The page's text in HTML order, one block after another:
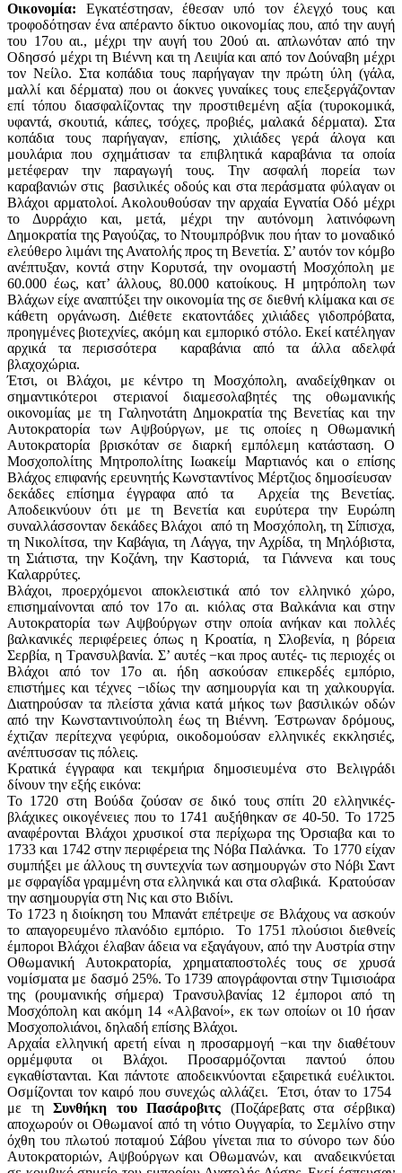
Οικονομία: Εγκατέστησαν, έθεσαν υπό τον έλεγχό τους και
τροφοδότησαν ένα απέραντο δίκτυο οικονομίας που, από την αυγή
του 17ου αι., μέχρι την αυγή του 20ού αι. απλωνόταν από την
Οδησσό μέχρι τη Βιέννη και τη Λειψία και από τον Δούναβη μέχρι
τον Νείλο. Στα κοπάδια τους παρήγαγαν την πρώτη ύλη (γάλα,
μαλλί και δέρματα) που οι άοκνες γυναίκες τους επεξεργάζονταν
επί τόπου διασφαλίζοντας την προστιθεμένη αξία (τυροκομικά,
υφαντά, σκουτιά, κάπες, τσόχες, προβιές, μαλακά δέρματα). Στα
κοπάδια τους παρήγαγαν, επίσης, χιλιάδες γερά άλογα και
μουλάρια που σχημάτισαν τα επιβλητικά καραβάνια τα οποία
μετέφεραν την παραγωγή τους. Την ασφαλή πορεία των
καραβανιών στις βασιλικές οδούς και στα περάσματα φύλαγαν οι
Βλάχοι αρματολοί. Ακολουθούσαν την αρχαία Εγνατία Οδό μέχρι
το Δυρράχιο και, μετά, μέχρι την αυτόνομη λατινόφωνη
Δημοκρατία της Ραγούζας, το Ντουμπρόβνικ που ήταν το μοναδικό
ελεύθερο λιμάνι της Ανατολής προς τη Βενετία. Σ’ αυτόν τον κόμβο
ανέπτυξαν, κοντά στην Κορυτσά, την ονομαστή Μοσχόπολη με
60.000 έως, κατ’ άλλους, 80.000 κατοίκους. Η μητρόπολη των
Βλάχων είχε αναπτύξει την οικονομία της σε διεθνή κλίμακα και σε
κάθετη οργάνωση. Διέθετε εκατοντάδες χιλιάδες γιδοπρόβατα,
προηγμένες βιοτεχνίες, ακόμη και εμπορικό στόλο. Εκεί κατέληγαν
αρχικά τα περισσότερα καραβάνια από τα άλλα αδελφά
βλαχοχώρια.
Έτσι, οι Βλάχοι, με κέντρο τη Μοσχόπολη, αναδείχθηκαν οι
σημαντικότεροι στεριανοί διαμεσολαβητές της οθωμανικής
οικονομίας με τη Γαληνοτάτη Δημοκρατία της Βενετίας και την
Αυτοκρατορία των Αψβούργων, με τις οποίες η Οθωμανική
Αυτοκρατορία βρισκόταν σε διαρκή εμπόλεμη κατάσταση. Ο
Μοσχοπολίτης Μητροπολίτης Ιωακείμ Μαρτιανός και ο επίσης
Βλάχος επιφανής ερευνητής Κωνσταντίνος Μέρτζιος δημοσίευσαν
δεκάδες επίσημα έγγραφα από τα Αρχεία της Βενετίας.
Αποδεικνύουν ότι με τη Βενετία και ευρύτερα την Ευρώπη
συναλλάσσονταν δεκάδες Βλάχοι από τη Μοσχόπολη, τη Σίπισχα,
τη Νικολίτσα, την Καβάγια, τη Λάγγα, την Αχρίδα, τη Μηλόβιστα,
τη Σιάτιστα, την Κοζάνη, την Καστοριά, τα Γιάννενα και τους
Καλαρρύτες.
Βλάχοι, προερχόμενοι αποκλειστικά από τον ελληνικό χώρο,
επισημαίνονται από τον 17ο αι. κιόλας στα Βαλκάνια και στην
Αυτοκρατορία των Αψβούργων στην οποία ανήκαν και πολλές
βαλκανικές περιφέρειες όπως η Κροατία, η Σλοβενία, η βόρεια
Σερβία, η Τρανσυλβανία. Σ’ αυτές −και προς αυτές- τις περιοχές οι
Βλάχοι από τον 17ο αι. ήδη ασκούσαν επικερδές εμπόριο,
επιστήμες και τέχνες −ιδίως την ασημουργία και τη χαλκουργία.
Διατηρούσαν τα πλείστα χάνια κατά μήκος των βασιλικών οδών
από την Κωνσταντινούπολη έως τη Βιέννη. Έστρωναν δρόμους,
έχτιζαν περίτεχνα γεφύρια, οικοδομούσαν ελληνικές εκκλησιές,
ανέπτυσσαν τις πόλεις.
Κρατικά έγγραφα και τεκμήρια δημοσιευμένα στο Βελιγράδι
δίνουν την εξής εικόνα:
Το 1720 στη Βούδα ζούσαν σε δικό τους σπίτι 20 ελληνικές-
βλάχικες οικογένειες που το 1741 αυξήθηκαν σε 40-50. Το 1725
αναφέρονται Βλάχοι χρυσικοί στα περίχωρα της Όρσιαβα και το
1733 και 1742 στην περιφέρεια της Νόβα Παλάνκα. To 1770 είχαν
συμπήξει με άλλους τη συντεχνία των ασημουργών στο Νόβι Σαντ
με σφραγίδα γραμμένη στα ελληνικά και στα σλαβικά. Κρατούσαν
την ασημουργία στη Νις και στο Βιδίνι.
Το 1723 η διοίκηση του Μπανάτ επέτρεψε σε Βλάχους να ασκούν
το απαγορευμένο πλανόδιο εμπόριο. To 1751 πλούσιοι διεθνείς
έμποροι Βλάχοι έλαβαν άδεια να εξαγάγουν, από την Αυστρία στην
Οθωμανική Αυτοκρατορία, χρηματαποστολές τους σε χρυσά
νομίσματα με δασμό 25%. Το 1739 απογράφονται στην Τιμισιοάρα
της (ρουμανικής σήμερα) Τρανσυλβανίας 12 έμποροι από τη
Μοσχόπολη και ακόμη 14 «Αλβανοί», εκ των οποίων οι 10 ήσαν
Μοσχοπολιάνοι, δηλαδή επίσης Βλάχοι.
Αρχαία ελληνική αρετή είναι η προσαρμογή −και την διαθέτουν
ορμέμφυτα οι Βλάχοι. Προσαρμόζονται παντού όπου
εγκαθίστανται. Και πάντοτε αποδεικνύονται εξαιρετικά ευέλικτοι.
Οσμίζονται τον καιρό που συνεχώς αλλάζει. Έτσι, όταν το 1754
με τηΣυνθήκη του Πασάροβιτς (Ποζάρεβατς στα σέρβικα)
αποχωρούν οι Οθωμανοί από τη νότιο Ουγγαρία, το Σεμλίνο στην
όχθη του πλωτού ποταμού Σάβου γίνεται πια το σύνορο των δύο
Αυτοκρατοριών, Αψβούργων και Οθωμανών, και αναδεικνύεται